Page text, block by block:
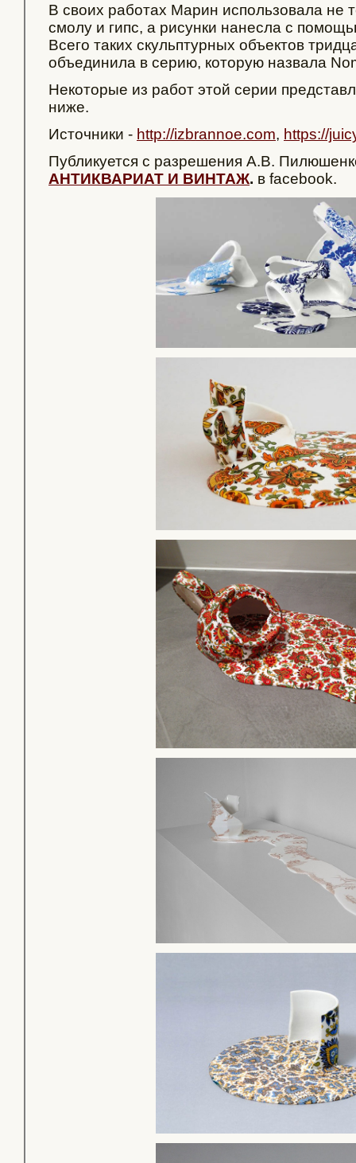
В своих работах Марин использовала не
смолу и гипс, а рисунки нанесла с
Всего таких скульптурных объектов
объединила в серию, которую назвала
Некоторые из работ этой серии
ниже.
Источники - http://izbrannoe.com, https://
Публикуется с разрешения А.В.
АНТИКВАРИАТ И ВИНТАЖ. в facebook.